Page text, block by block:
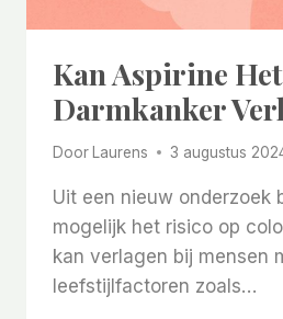
Kan Aspirine
Darmkanker
Door Laurens 3 augustus
Uit een nieuw onderzoek
mogelijk het risico op
kan verlagen bij mensen
leefstijlfactoren zoals…